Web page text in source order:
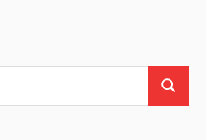
Suchen